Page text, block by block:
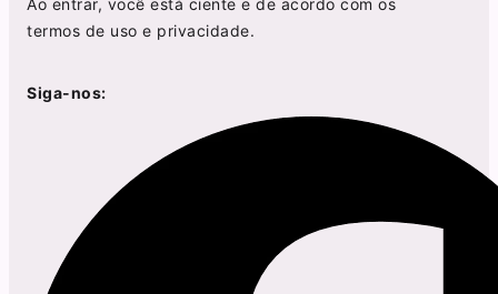
termos de uso e privacidade.
Siga-nos: